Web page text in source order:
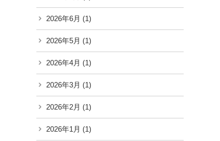
2026年6月 (1)
2026年5月 (1)
2026年4月 (1)
2026年3月 (1)
2026年2月 (1)
2026年1月 (1)